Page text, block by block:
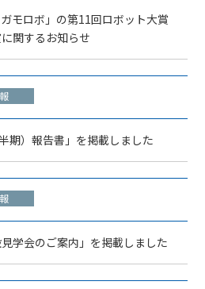
モロボ」の第11回ロボット大賞
関するお知らせ
期）報告書」を掲載しました
見学会のご案内」を掲載しました